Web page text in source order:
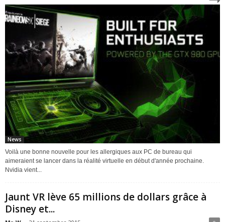
News
Voilà une bonne nouvelle pour les allergiques aux PC de bureau qui
aimeraient se lancer dans la réalité virtuelle en début d'année prochaine.
Nvidia vient...
Jaunt VR lève 65 millions de dollars grâce à
Disney et...